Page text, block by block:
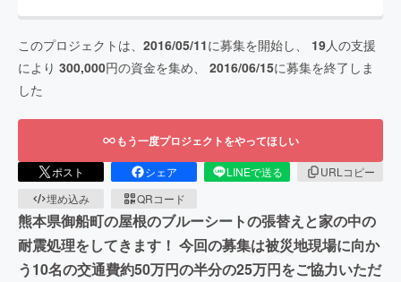
このプロジェクトは、 2016/05/11に募集を開始し、 19人の支援
により 300,000円の資金を集め、 2016/06/15に募集を終了しま
した
もう一度プロジェクトをやってほしい
ポスト シェア LINEで送る
URLコピー
埋め込み
QRコード
熊本県御船町の屋根のブルーシートの張替えと家の中の
耐震処理をしてきます！ 今回の募集は被災地現場に向か
う10名の交通費約50万円の半分の25万円をご協力いただ